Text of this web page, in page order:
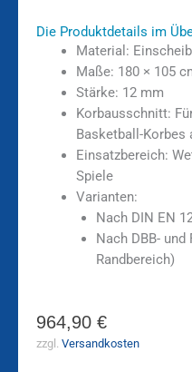
Die Produktdetails im
Material:
Maße: 180 × 105
Stärke: 12 mm
Korbausschnitt:
Basketball-Korbes
Einsatzbereich:
Spiele
Varianten:
Nach DIN EN
Nach DBB- und
Randbereich)
964,90 €
zzgl. Versandkosten